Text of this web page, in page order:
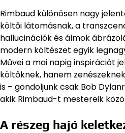
Rimbaud különösen nagy
költői látomásnak, a
hallucinációk és álmok
modern költészet egyik
Művei a mai napig inspirációt
költőknek, hanem
is – gondoljunk csak Bob
akik Rimbaud-t mestereik
A részeg hajó